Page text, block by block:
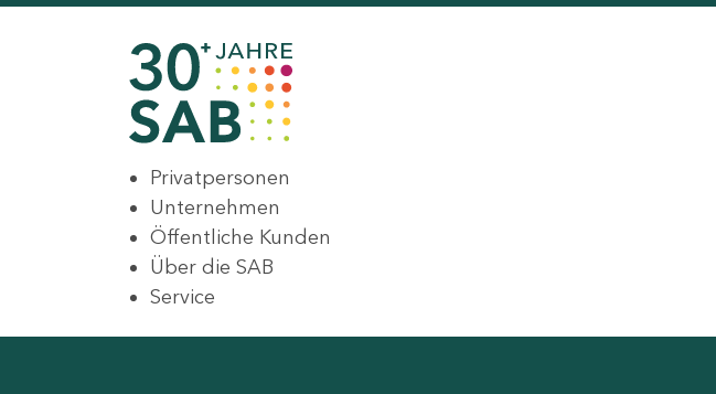
Privatpersonen
Unternehmen
Öffentliche Kunden
Über die SAB
Service